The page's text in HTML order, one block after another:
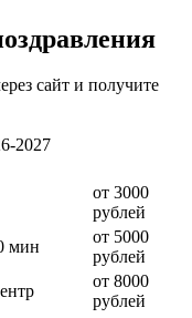
сайт и получите
2027
от 3000
рублей
мин
от 5000
рублей
от 8000
рублей